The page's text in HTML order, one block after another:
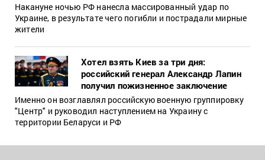
Накануне ночью РФ нанесла массированный удар по
Украине, в результате чего погибли и пострадали мирные
жители
Хотел взять Киев за три дня:
российский генерал Александр Лапин
получил пожизненное заключение
Именно он возглавлял российскую военную группировку
"Центр" и руководил наступлением на Украину с
территории Беларуси и РФ